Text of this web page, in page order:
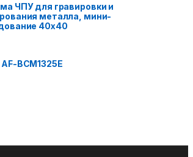
ЧПУ для гравировки и
металла, мини-
40x40
BCM1325E